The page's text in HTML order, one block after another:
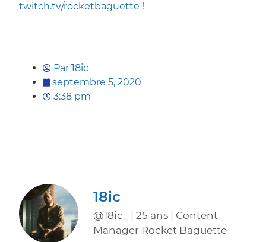
twitch.tv/rocketbaguette !
Par 18ic
septembre 5, 2020
3:38 pm
18ic
@18ic_ | 25 ans | Content
Manager Rocket Baguette